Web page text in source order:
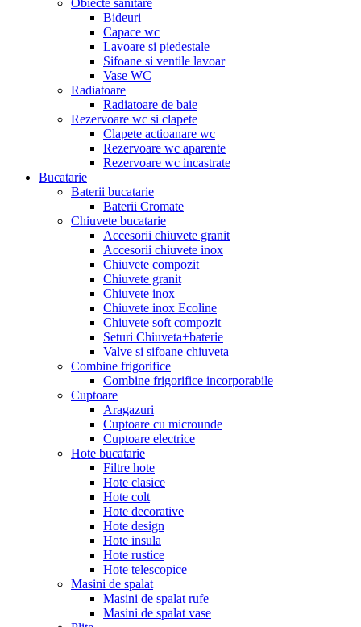
Bideuri
Capace wc
Lavoare si piedestale
Sifoane si ventile lavoar
Vase WC
Radiatoare
Radiatoare de baie
Rezervoare wc si clapete
Clapete actioanare wc
Rezervoare wc aparente
Rezervoare wc incastrate
Bucatarie
Baterii bucatarie
Baterii Cromate
Chiuvete bucatarie
Accesorii chiuvete granit
Accesorii chiuvete inox
Chiuvete compozit
Chiuvete granit
Chiuvete inox
Chiuvete inox Ecoline
Chiuvete soft compozit
Seturi Chiuveta+baterie
Valve si sifoane chiuveta
Combine frigorifice
Combine frigorifice incorporabile
Cuptoare
Aragazuri
Cuptoare cu microunde
Cuptoare electrice
Hote bucatarie
Filtre hote
Hote clasice
Hote colt
Hote decorative
Hote design
Hote insula
Hote rustice
Hote telescopice
Masini de spalat
Masini de spalat rufe
Masini de spalat vase